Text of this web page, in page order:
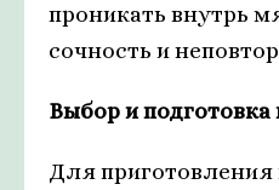
проникать внутрь
сочность и
Выбор и подготовка
Для